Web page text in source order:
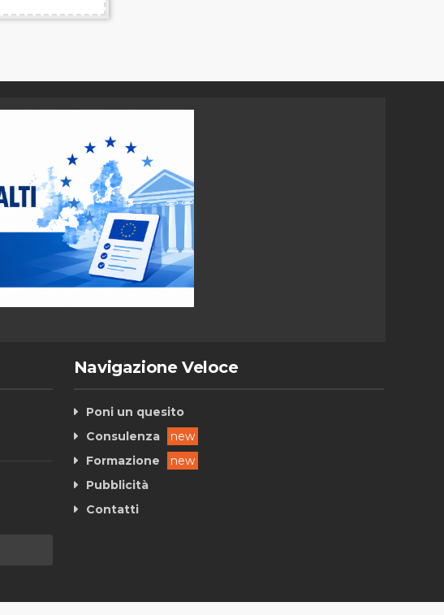
Navigazione Veloce
Poni un quesito
Consulenza
new
Formazione
new
Pubblicità
Contatti